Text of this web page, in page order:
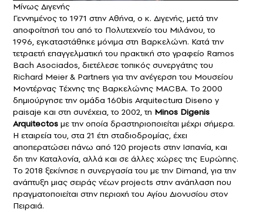
Μίνως Διγενής
Γεννημένος το 1971 στην Αθήνα, ο κ. Διγενής, μετά την
αποφοίτησή του από το Πολυτεχνείο του Μιλάνου, το
1996, εγκαταστάθηκε μόνιμα στη Βαρκελώνη. Κατά την
τετραετή επαγγελματική του πρακτική στο γραφείο Ramos
Bach Asociados, διετέλεσε τοπικός συνεργάτης του
Richard Meier & Partners για την ανέγερση του Μουσείου
Μοντέρνας Τέχνης της Βαρκελώνης MACBA. Το 2000
δημιούργησε την ομάδα 160bis Arquitectura Diseno y
paisaje και στη συνέχεια, το 2002, τη Minos Digenis
Arquitectos με την οποία δραστηριοποιείται μέχρι σήμερα.
Η εταιρεία του, στα 21 έτη σταδιοδρομίας, έχει
αποπερατώσει πάνω από 120 projects στην Ισπανία, και
δη την Καταλονία, αλλά και σε άλλες χώρες της Ευρώπης.
Το 2018 ξεκίνησε η συνεργασία του με την Dimand, για την
ανάπτυξη μιας σειράς νέων projects στην ανάπλαση που
πραγματοποιείται στην περιοχή του Αγίου Διονυσίου στον
Πειραιά.